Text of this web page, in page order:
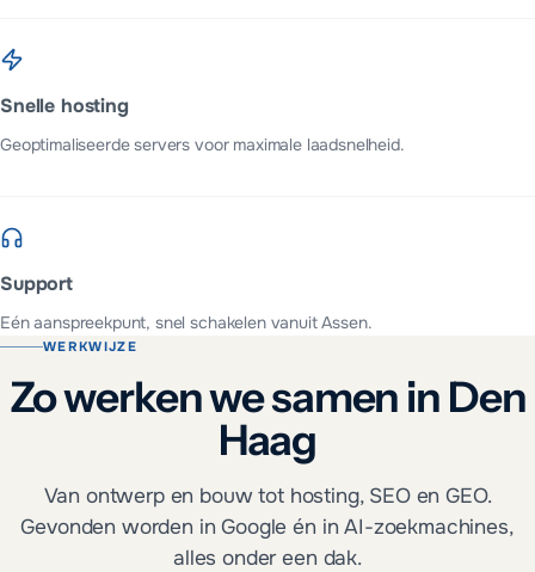
Snelle hosting
Geoptimaliseerde servers voor maximale laadsnelheid.
Support
Eén aanspreekpunt, snel schakelen vanuit Assen.
WERKWIJZE
Zo werken we samen in Den
Haag
Van ontwerp en bouw tot hosting, SEO en GEO.
Gevonden worden in Google én in AI-zoekmachines,
alles onder een dak.